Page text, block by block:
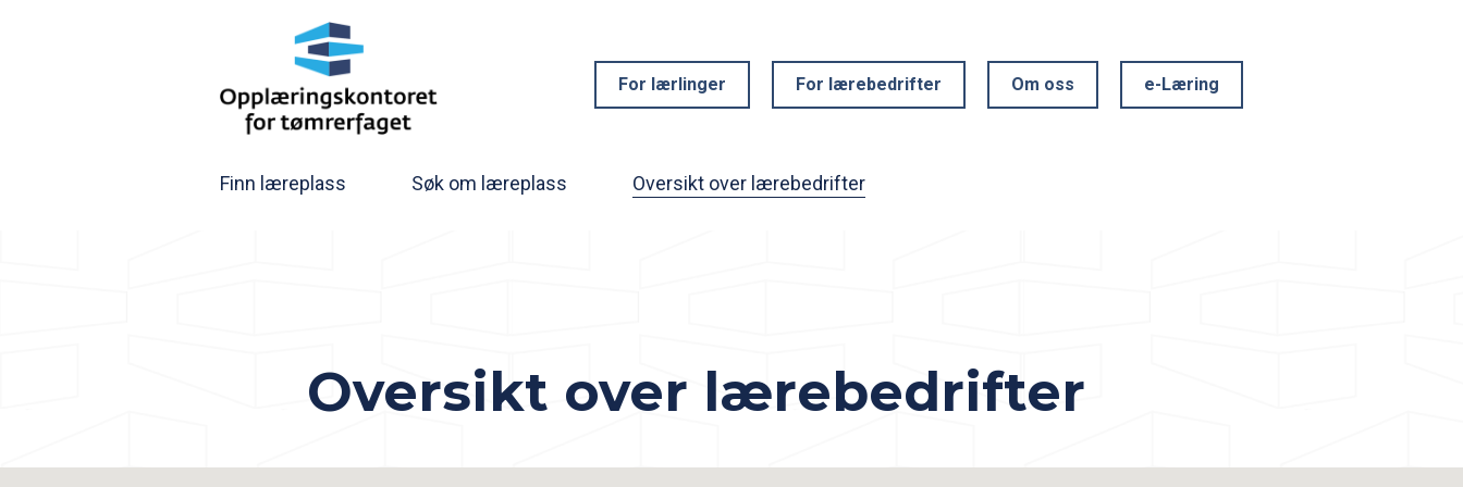
For lærlinger For lærebedrifter Om oss e-Læring
Finn læreplass Søk om læreplass Oversikt over lærebedrifter
Oversikt over lærebedrifter